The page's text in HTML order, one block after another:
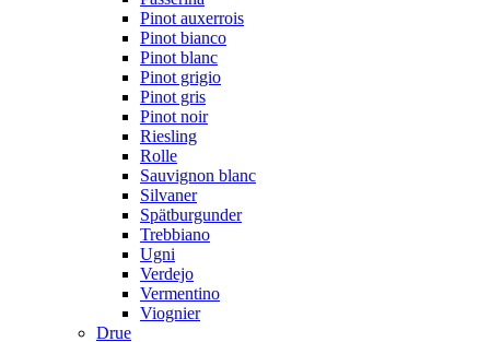
Pinot auxerrois
Pinot bianco
Pinot blanc
Pinot grigio
Pinot gris
Pinot noir
Riesling
Rolle
Sauvignon blanc
Silvaner
Spätburgunder
Trebbiano
Ugni
Verdejo
Vermentino
Viognier
Drue